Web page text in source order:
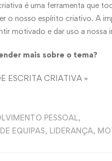
é uma ferramenta que
o nosso espírito criativo. A
motivado e dar uso a nossa
mais sobre o tema?
ESCRITA CRIATIVA »
PESSOAL,
EQUIPAS, LIDERANÇA,